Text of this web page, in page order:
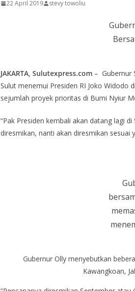
22 April 2019 stevy towoliu
JAKARTA, Sulutexpress.com – Gubernur
Sulut menemui Presiden RI Joko Widodo
sejumlah proyek prioritas di Bumi Nyiur
“Pak Presiden kembali akan datang lagi
diresmikan, nanti akan diresmikan sesuai
Gubernur Olly menyebutkan
Kawangkoan,